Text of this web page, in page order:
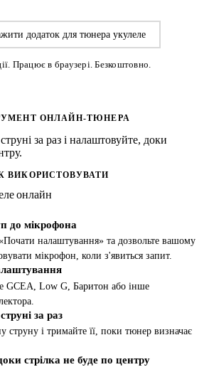
додаток для тюнера укулеле
Працює в браузері. Безкоштовно.
ОНЛАЙН-ТЮНЕРА
за раз і налаштовуйте, доки
ВИКОРИСТОВУВАТИ
онлайн
до мікрофона
налаштування» та дозвольте вашому
мікрофон, коли з'явиться запит.
GCEA, Low G, Баритон або інше
за раз
струну і тримайте її, поки тюнер визначає
стрілка не буде по центру